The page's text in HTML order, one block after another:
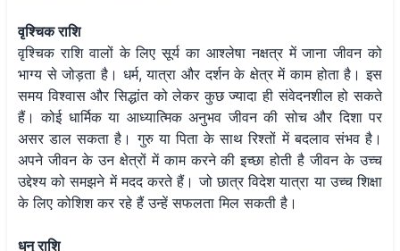
वृश्चिक राशि
वृश्चिक राशि वालों के लिए सूर्य का आश्लेषा नक्षत्र में जाना जीवन को
भाग्य से जोड़ता है। धर्म, यात्रा और दर्शन के क्षेत्र में काम होता है। इस
समय विश्वास और सिद्धांत को लेकर कुछ ज्यादा ही संवेदनशील हो सकते
हैं। कोई धार्मिक या आध्यात्मिक अनुभव जीवन की सोच और दिशा पर
असर डाल सकता है। गुरु या पिता के साथ रिश्तों में बदलाव संभव है।
अपने जीवन के उन क्षेत्रों में काम करने की इच्छा होती है जीवन के उच्च
उद्देश्य को समझने में मदद करते हैं। जो छात्र विदेश यात्रा या उच्च शिक्षा
के लिए कोशिश कर रहे हैं उन्हें सफलता मिल सकती है।
धनु राशि